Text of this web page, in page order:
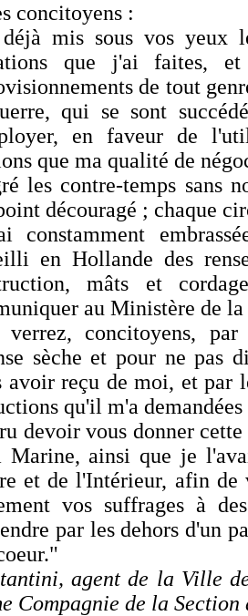
concitoyens :
mis sous vos yeux
que j'ai faites,
de tout
qui se sont
en faveur de
que ma qualité de
les contre-temps sans
découragé ; chaque
constamment
en Hollande des
mâts et
au Ministère de
verrez, concitoyens,
sèche et pour ne pas
avoir reçu de moi, et par
qu'il m'a
devoir vous donner
Marine, ainsi que je
et de l'Intérieur, afin de
vos suffrages à
par les dehors d'un
agent de la Ville
Compagnie de la